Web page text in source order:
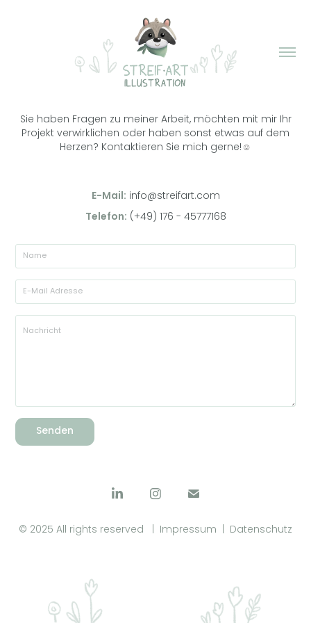
Sie haben Fragen zu meiner Arbeit, möchten mit mir Ihr
Projekt verwirklichen oder haben sonst etwas auf dem
Herzen? Kontaktieren Sie mich gerne!☺️
E-Mail: info@streifart.com
Telefon: (+49) 176 - 45777168
Senden
© 2025 All rights reserved | Impressum | Datenschutz